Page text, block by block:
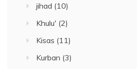
jihad (10)
Khulu' (2)
Kisas (11)
Kurban (3)